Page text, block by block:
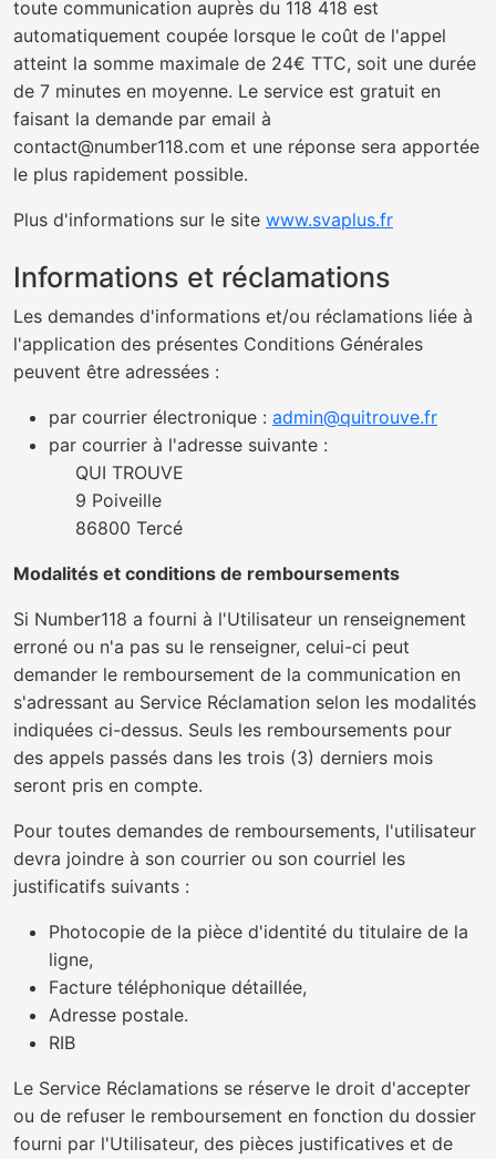
toute communication auprès du 118 418 est
automatiquement coupée lorsque le coût de l'appel
atteint la somme maximale de 24€ TTC, soit une durée
de 7 minutes en moyenne. Le service est gratuit en
faisant la demande par email à
contact@number118.com et une réponse sera apportée
le plus rapidement possible.
Plus d'informations sur le site www.svaplus.fr
Informations et réclamations
Les demandes d'informations et/ou réclamations liée à
l'application des présentes Conditions Générales
peuvent être adressées :
par courrier électronique : admin@quitrouve.fr
par courrier à l'adresse suivante :
QUI TROUVE
9 Poiveille
86800 Tercé
Modalités et conditions de remboursements
Si Number118 a fourni à l'Utilisateur un renseignement
erroné ou n'a pas su le renseigner, celui-ci peut
demander le remboursement de la communication en
s'adressant au Service Réclamation selon les modalités
indiquées ci-dessus. Seuls les remboursements pour
des appels passés dans les trois (3) derniers mois
seront pris en compte.
Pour toutes demandes de remboursements, l'utilisateur
devra joindre à son courrier ou son courriel les
justificatifs suivants :
Photocopie de la pièce d'identité du titulaire de la
ligne,
Facture téléphonique détaillée,
Adresse postale.
RIB
Le Service Réclamations se réserve le droit d'accepter
ou de refuser le remboursement en fonction du dossier
fourni par l'Utilisateur, des pièces justificatives et de